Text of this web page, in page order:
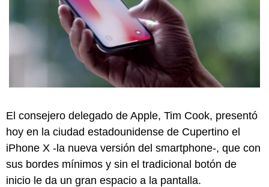
El consejero delegado de Apple, Tim Cook, presentó
hoy en la ciudad estadounidense de Cupertino el
iPhone X -la nueva versión del smartphone-, que con
sus bordes mínimos y sin el tradicional botón de
inicio le da un gran espacio a la pantalla.